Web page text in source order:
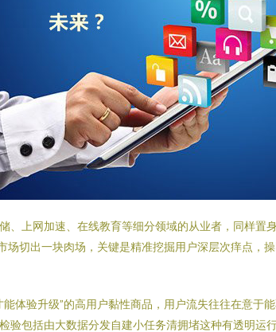
、上网加速、在线教育等细分领域的从业者，同样
切出一块肉场，关键是精准挖掘用户深层次痒点，
体验升级”的高用户黏性商品，用户流失往往在意
验包括由大数据分发自建小任务清拥堵这种有透明